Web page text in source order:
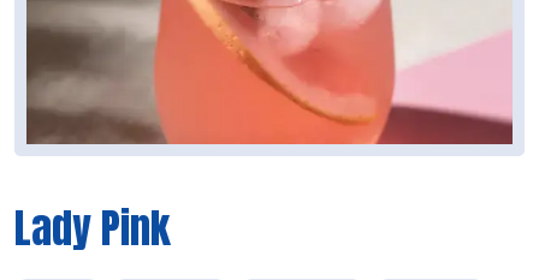
Lady Pink